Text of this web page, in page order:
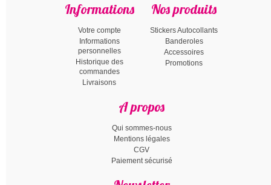
Informations
Votre compte
Informations
personnelles
Historique des
commandes
Livraisons
Nos produits
Stickers Autocollants
Banderoles
Accessoires
Promotions
A propos
Qui sommes-nous
Mentions légales
CGV
Paiement sécurisé